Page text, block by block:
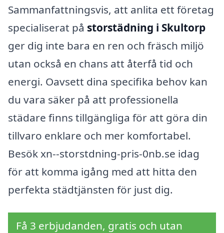
Sammanfattningsvis, att anlita ett företag
specialiserat på storstädning i Skultorp
ger dig inte bara en ren och fräsch miljö
utan också en chans att återfå tid och
energi. Oavsett dina specifika behov kan
du vara säker på att professionella
städare finns tillgängliga för att göra din
tillvaro enklare och mer komfortabel.
Besök xn--storstdning-pris-0nb.se idag
för att komma igång med att hitta den
perfekta städtjänsten för just dig.
Få 3 erbjudanden, gratis och utan